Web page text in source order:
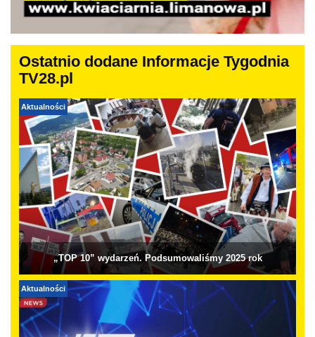
Ostatnio dodane Informacje Tygodnia
TV28.pl
Aktualności
„TOP 10” wydarzeń. Podsumowaliśmy 2025 rok
Aktualności